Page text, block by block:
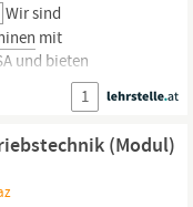
Wir sind
mit
und bieten
Sie fertigen von
1
(Modul)